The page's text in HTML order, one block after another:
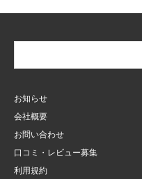
お知らせ
会社概要
お問い合わせ
口コミ・レビュー募集
利用規約